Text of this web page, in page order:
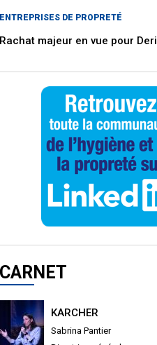
ENTREPRISES DE PROPRETÉ
Rachat majeur en vue pour
CARNET
KARCHER
Sabrina Pantier